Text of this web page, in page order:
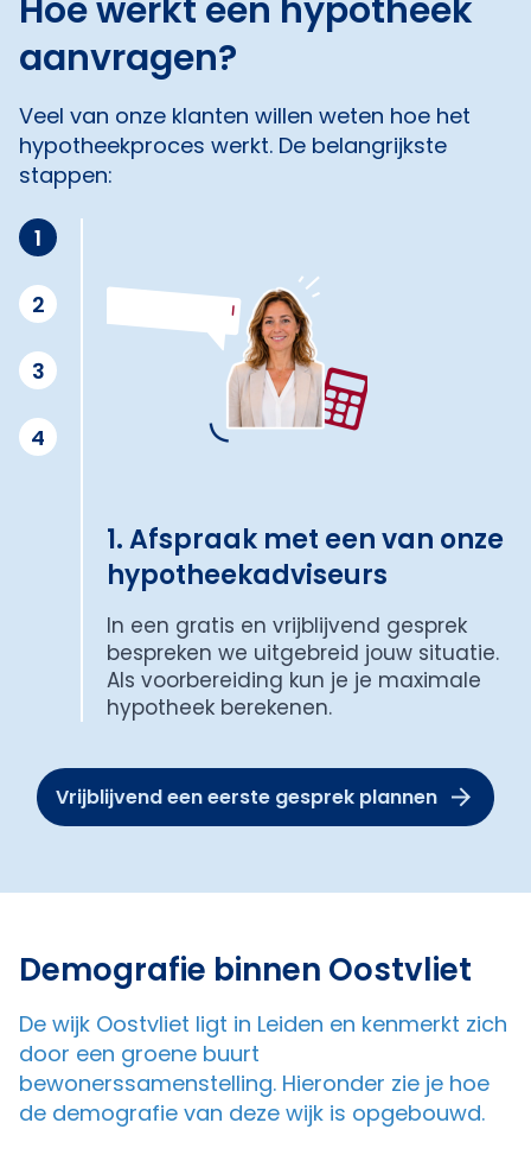
Hoe werkt een hypotheek
aanvragen?
Veel van onze klanten willen weten hoe het
hypotheekproces werkt. De belangrijkste
stappen:
1
2
3
4
1. Afspraak met een van onze
hypotheekadviseurs
In een gratis en vrijblijvend gesprek
bespreken we uitgebreid jouw situatie.
Als voorbereiding kun je je maximale
hypotheek berekenen.
Vrijblijvend een eerste gesprek plannen
Demografie binnen Oostvliet
De wijk Oostvliet ligt in Leiden en kenmerkt zich
door een groene buurt
bewonerssamenstelling. Hieronder zie je hoe
de demografie van deze wijk is opgebouwd.